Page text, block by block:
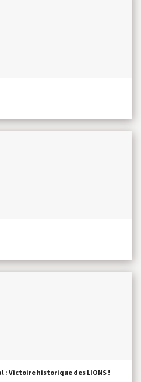
: Victoire historique des LIONS !